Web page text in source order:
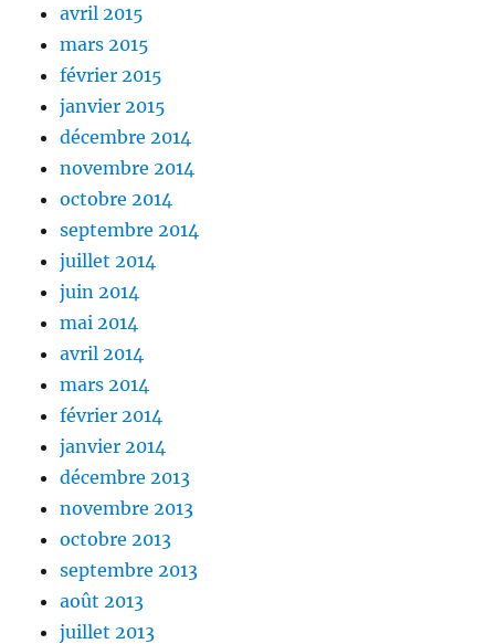
avril 2015
mars 2015
février 2015
janvier 2015
décembre 2014
novembre 2014
octobre 2014
septembre 2014
juillet 2014
juin 2014
mai 2014
avril 2014
mars 2014
février 2014
janvier 2014
décembre 2013
novembre 2013
octobre 2013
septembre 2013
août 2013
juillet 2013